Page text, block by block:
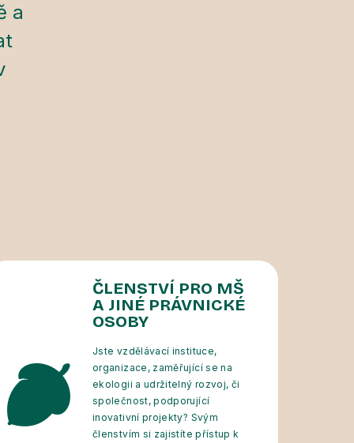
a
ČLENSTVÍ PRO MŠ
A JINÉ PRÁVNICKÉ
OSOBY
Jste vzdělávací instituce,
organizace, zaměřující se na
ekologii a udržitelný rozvoj, či
společnost, podporující
inovativní projekty? Svým
členstvím si zajistíte přístup k